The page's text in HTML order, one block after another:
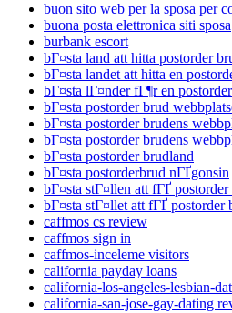
buon sito web per la sposa per
buona posta elettronica siti sposa
burbank escort
bГ¤sta land att hitta postorder
bГ¤sta landet att hitta en
bГ¤sta lГ¤nder fГ¶r en
bГ¤sta postorder brud
bГ¤sta postorder brudens
bГ¤sta postorder brudens
bГ¤sta postorder brudland
bГ¤sta postorderbrud nГҐgonsin
bГ¤sta stГ¤llen att fГҐ postorder
bГ¤sta stГ¤llet att fГҐ postorder
caffmos cs review
caffmos sign in
caffmos-inceleme visitors
california payday loans
california-los-angeles-lesbian-
california-san-jose-gay-dating